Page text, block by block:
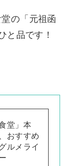
の「元祖函
と品です！
堂」本
おすすめ
ルメライ